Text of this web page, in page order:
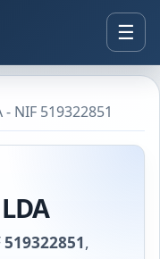
- NIF 519322851
519322851,